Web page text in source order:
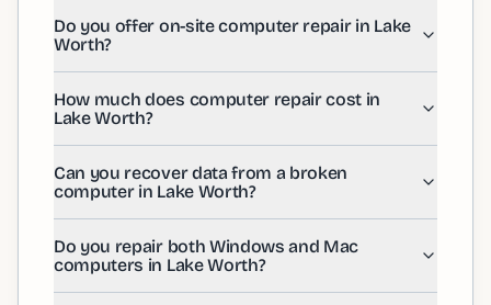
How much does computer repair cost in Lake Worth?
Repair costs vary based on the issue. We offer a free
Can you recover data from a broken computer in
Yes, data recovery is one of our specialties for Lake
Do you repair both Windows and Mac computers in
Absolutely! Our certified technicians serving Lake
What areas near Lake Worth do you serve?
We serve Lake Worth and all surrounding
Do you offer on-site computer repair in Lake
Worth?
How much does computer repair cost in
Lake Worth?
Can you recover data from a broken
computer in Lake Worth?
Do you repair both Windows and Mac
computers in Lake Worth?